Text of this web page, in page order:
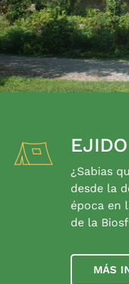
¿Sabias
desde la
época en
de la
MÁS